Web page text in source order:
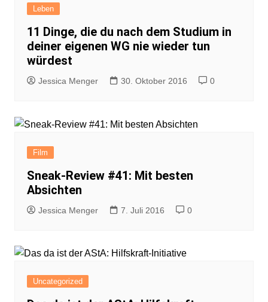
Leben
11 Dinge, die du nach dem Studium in
deiner eigenen WG nie wieder tun
würdest
Jessica Menger 30. Oktober 2016 0
Film
Sneak-Review #41: Mit besten
Absichten
Jessica Menger 7. Juli 2016 0
Uncategorized